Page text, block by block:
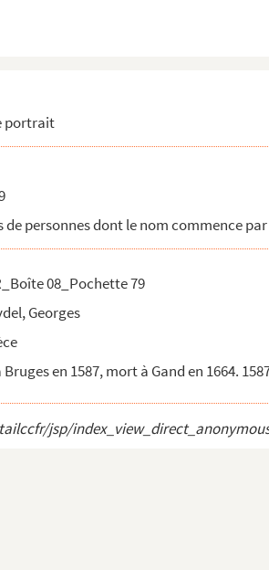
portrait
personnes dont le nom commence
08_Pochette 79
Georges
Bruges en 1587, mort à Gand en 1664.
jsp/